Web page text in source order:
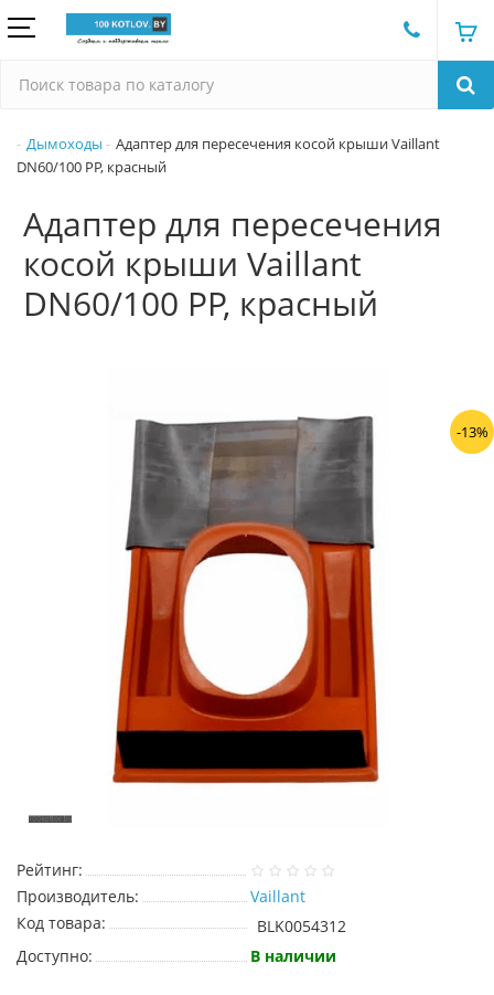
Дымоходы
Адаптер для пересечения косой крыши Vaillant
DN60/100 PP, красный
Адаптер для пересечения
косой крыши Vaillant
DN60/100 PP, красный
-13%
Рейтинг:
Производитель:
Vaillant
Код товара:
BLK0054312
Доступно:
В наличии